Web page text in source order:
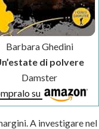
Barbara Ghedini
di polvere
Damster
su
A investigare nel